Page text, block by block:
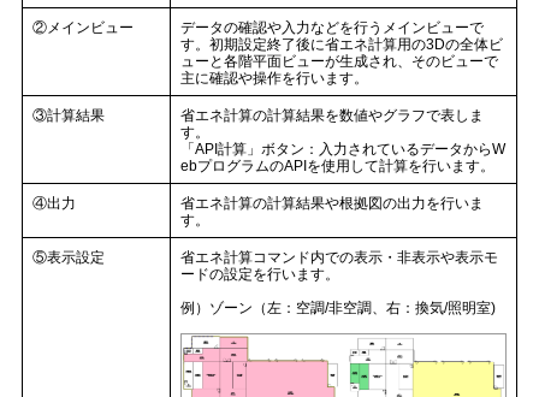
②メインビュー
データの確認や入力などを行うメインビューで
す。初期設定終了後に省エネ計算用の3Dの全体ビ
ューと各階平面ビューが生成され、そのビューで
主に確認や操作を行います。
③計算結果
省エネ計算の計算結果を数値やグラフで表しま
す。
「API計算」ボタン：入力されているデータからW
ebプログラムのAPIを使用して計算を行います。
④出力
省エネ計算の計算結果や根拠図の出力を行いま
す。
⑤表示設定
省エネ計算コマンド内での表示・非表示や表示モ
ードの設定を行います。
例）ゾーン（左：空調/非空調、右：換気/照明室)